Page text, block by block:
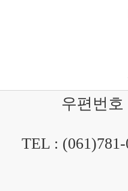
우편번호
TEL :